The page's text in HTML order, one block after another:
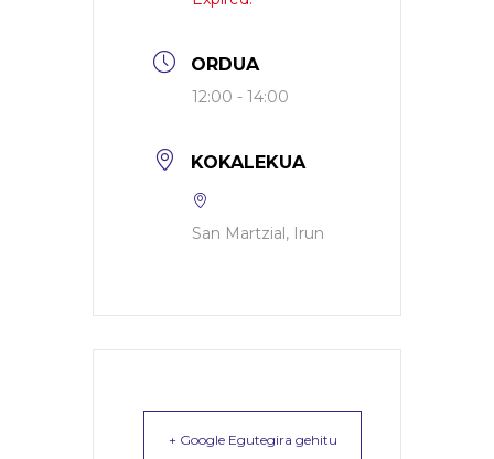
ORDUA
12:00 - 14:00
KOKALEKUA
San Martzial, Irun
+ Google Egutegira gehitu